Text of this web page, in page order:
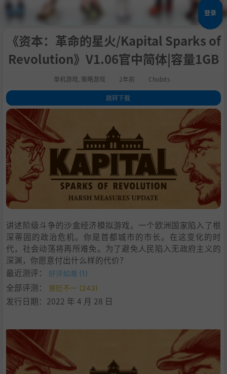
登录
《资本：革命的星火/Kapital Sparks of
Revolution》V1.06官中简体|容量1GB
单机游戏 策略游戏 2年前 Chobits
跳转下载
1.关于这款游戏
2.系统需求
3.支持作者
4
学习版下载
讲述阶级斗争的沙盒经济模拟游戏。一个欧洲国家陷入了根
深蒂固的政治危机。你是首都城市的市长。在这变化的时
代，社会动荡将再所难免。为了避免人民陷入无政府主义的
深渊，你愿意付出什么样的代价？
最近测评：
好评如潮 (1)
全部评测： 褒贬不一 (243)
发行日期：2022 年 4 月 28 日